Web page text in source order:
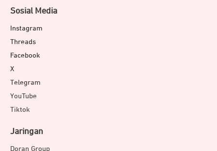
Sosial Media
Instagram
Threads
Facebook
X
Telegram
YouTube
Tiktok
Jaringan
Doran Group